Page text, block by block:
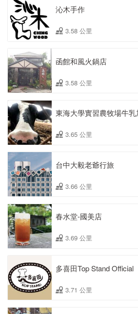
沁木手作
3.58 公里
函館和風火鍋店
3.58 公里
東海大學實習農牧場牛乳
3.65 公里
台中大毅老爺行旅
3.66 公里
春水堂-國美店
3.69 公里
多喜田Top Stand Official
3.71 公里